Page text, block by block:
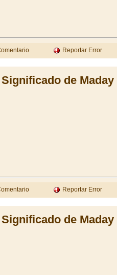
Reportar Error
de Maday
Reportar Error
de Maday